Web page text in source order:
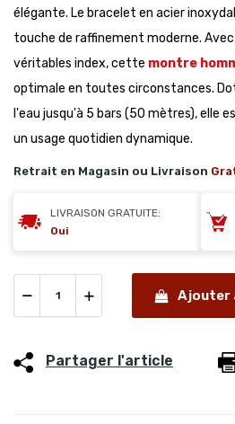
élégante. Le bracelet en acier
touche de raffinement moderne.
véritables index, cette montre
optimale en toutes circonstances.
l'eau jusqu'à 5 bars (50 mètres), elle
un usage quotidien dynamique.
Retrait en Magasin ou Livraison
LIVRAISON GRATUITE:
Oui
Ajouter
Partager l'article